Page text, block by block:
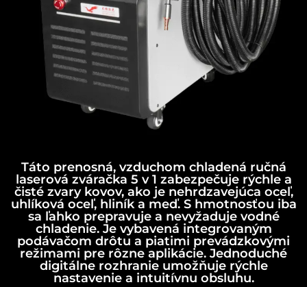
Táto prenosná, vzduchom chladená ručná
laserová zváračka 5 v 1 zabezpečuje rýchle a
čisté zvary kovov, ako je nehrdzavejúca oceľ,
uhlíková oceľ, hliník a meď. S hmotnosťou iba
sa ľahko prepravuje a nevyžaduje vodné
chladenie. Je vybavená integrovaným
podávačom drôtu a piatimi prevádzkovými
režimami pre rôzne aplikácie. Jednoduché
digitálne rozhranie umožňuje rýchle
nastavenie a intuitívnu obsluhu.